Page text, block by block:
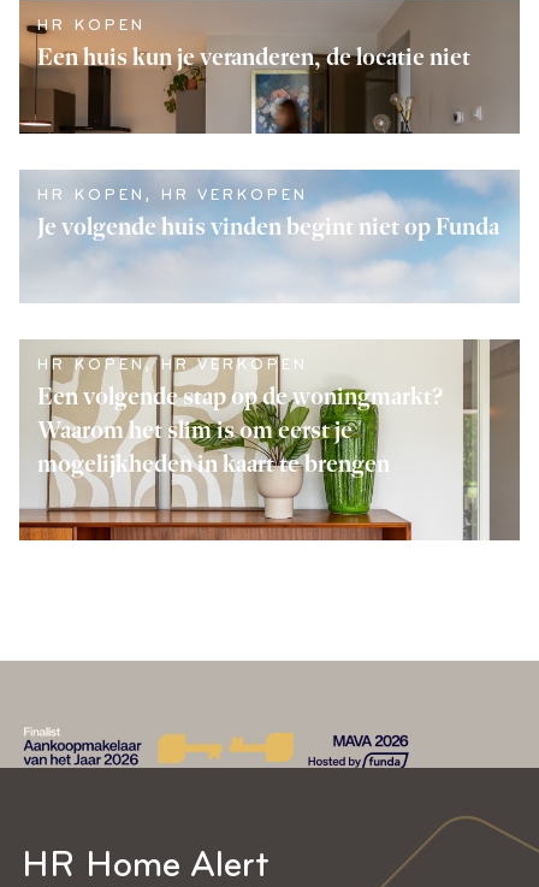
HR KOPEN
Een huis kun je veranderen, de locatie niet
HR KOPEN , HR VERKOPEN
Je volgende huis vinden begint niet op Funda
HR KOPEN, HR VERKOPEN
Een volgende stap op de woningmarkt?
Waarom het slim is om eerst je
mogelijkheden in kaart te brengen
HR Home Alert